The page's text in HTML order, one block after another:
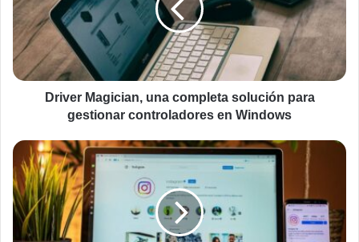
solución
para
gestionar
controladores
en
WindowsDriver Magician, una completa solución para
gestionar controladores en Windows
Actualización
de
la
configuración
para
adolescentes